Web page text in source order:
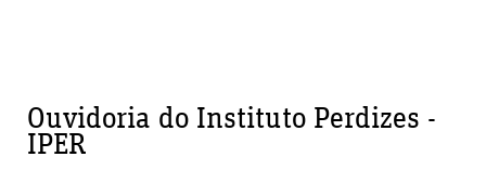
Ouvidoria do Instituto Perdizes -
IPER